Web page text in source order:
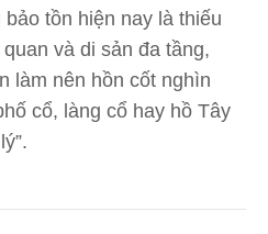
tồn hiện nay là thiếu
và di sản đa tầng,
làm nên hồn cốt nghìn
cổ, làng cổ hay hồ Tây